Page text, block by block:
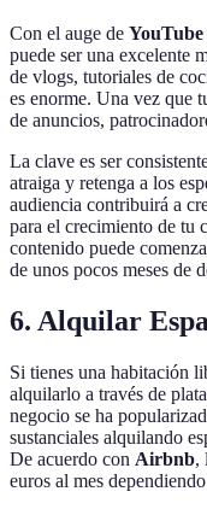
Con el auge de YouTube
puede ser una excelente
de vlogs, tutoriales de
es enorme. Una vez que
de anuncios,
La clave es ser
atraiga y retenga a los
audiencia contribuirá a
para el crecimiento de tu
contenido puede
de unos pocos meses de
6. Alquilar
Si tienes una habitación
alquilarlo a través de
negocio se ha
sustanciales alquilando
De acuerdo con Airbnb,
euros al mes